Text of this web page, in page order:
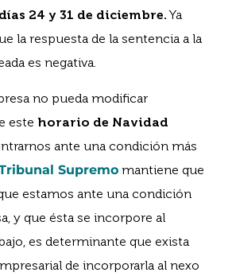
24 y 31 de diciembre.Ya
la respuesta de la sentencia a la
es negativa.
no pueda modificar
este horario de Navidad
ante una condición más
Supremo mantiene que
estamos ante una condición
y que ésta se incorpore al
es determinante que exista
de incorporarla al nexo